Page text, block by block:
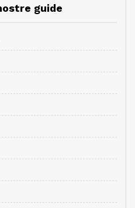
guide